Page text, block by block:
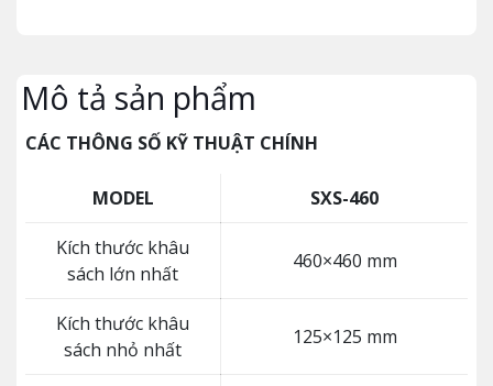
Mô tả sản phẩm
CÁC THÔNG SỐ KỸ THUẬT CHÍNH
MODEL SXS-460
Kích thước khâu
sách lớn nhất
460×460 mm
Kích thước khâu
sách nhỏ nhất
125×125 mm